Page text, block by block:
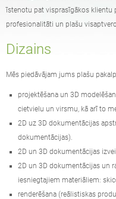
Pergolas
Koku aizsargi
Barotavas
Ķēdes
franču
itāļu
latviešu
rumāņu
īstenotu pat visprasīgākos klientu
profesionalitāti un plašu
Dizains
Mēs piedāvājam jums plašu
projektēšana un 3D
cietvielu un virsmu, kā arī to
2D uz 3D dokumentācijas
dokumentācijas).
2D un 3D dokumentācijas
2D un 3D dokumentācijas un
iesniegtajiem materiāliem:
renderēšana (reālistiskas